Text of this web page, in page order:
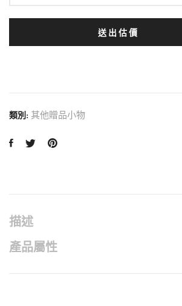
送出估價
類別: 其他贈品小物
描述
產品屬性